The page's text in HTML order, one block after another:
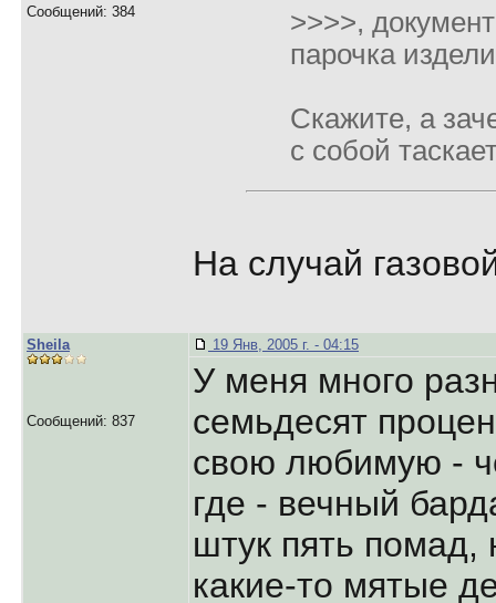
Сообщений: 384
>>>>,
парочка
Скажите, а
с собой
На случай
Sheila
Сообщений: 837
19 Янв, 2005 г. - 04:15
У меня много
семьдесят
свою любимую -
где - вечный
штук пять помад,
какие-то мятые